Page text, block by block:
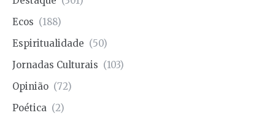
Ecos (188)
Espiritualidade (50)
Jornadas Culturais (103)
Opinião (72)
Poética (2)